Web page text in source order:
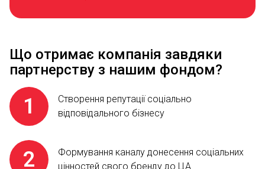
Що отримає компанія завдяки
партнерству з нашим фондом?
Створення репутації соціально
відповідального бізнесу
Формування каналу донесення соціальних
цінностей свого бренду до ЦА